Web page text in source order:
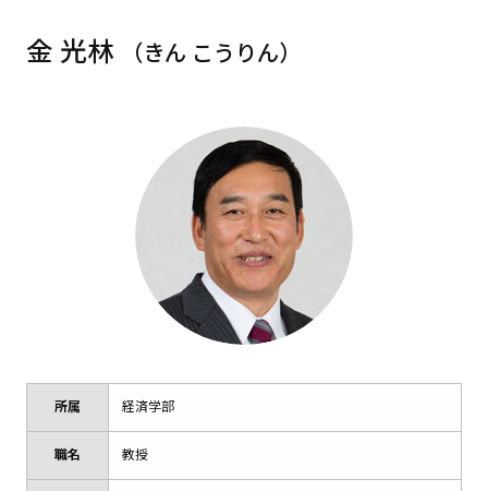
金 光林 （きん こうりん）
所属 経済学部
職名 教授